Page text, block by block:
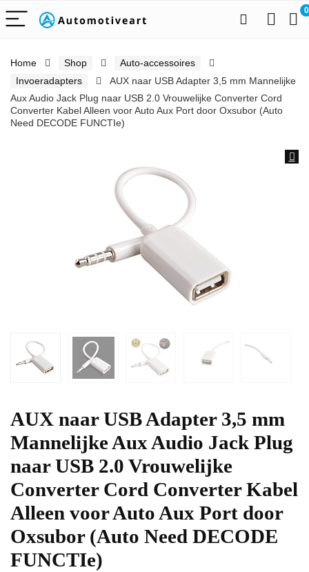
0
Home Shop
Auto-accessoires
Invoeradapters
AUX naar USB Adapter 3,5 mm Mannelijke
Aux Audio Jack Plug naar USB 2.0 Vrouwelijke Converter Cord
Converter Kabel Alleen voor Auto Aux Port door Oxsubor (Auto
Need DECODE FUNCTIe)
AUX naar USB Adapter 3,5 mm
Mannelijke Aux Audio Jack Plug
naar USB 2.0 Vrouwelijke
Converter Cord Converter Kabel
Alleen voor Auto Aux Port door
Oxsubor (Auto Need DECODE
FUNCTIe)